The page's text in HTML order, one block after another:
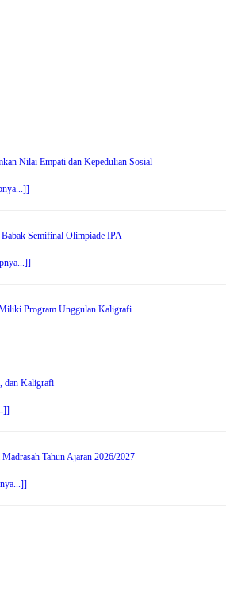
Nilai Empati dan Kepedulian Sosial
Semifinal Olimpiade IPA
Program Unggulan Kaligrafi
dan Kaligrafi
Tahun Ajaran 2026/2027